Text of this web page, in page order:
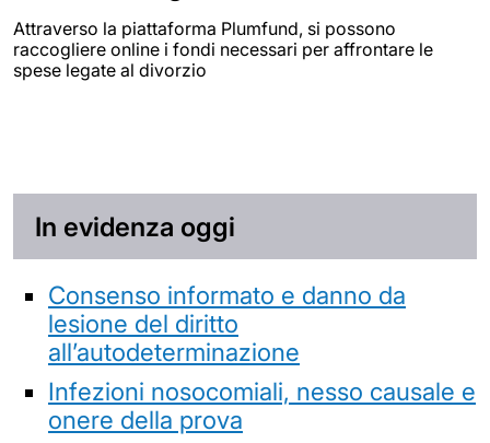
Attraverso la piattaforma Plumfund, si possono
raccogliere online i fondi necessari per affrontare le
spese legate al divorzio
In evidenza oggi
Consenso informato e danno da
lesione del diritto
all’autodeterminazione
Infezioni nosocomiali, nesso causale e
onere della prova